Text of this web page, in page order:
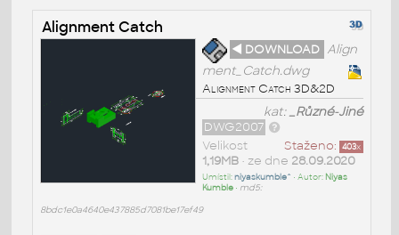
Alignment Catch
◄ DOWNLOAD Align
ment_Catch.dwg
Alignment Catch 3D&2D
kat:_Různé-Jiné
DWG2007
Staženo: 403x
Velikost
1,19MB• ze dne 28.09.2020
Umístil:niyaskumble^ • Autor: Niyas
Kumble• md5:
8bdc1e0a4640e437885d7081be17ef49